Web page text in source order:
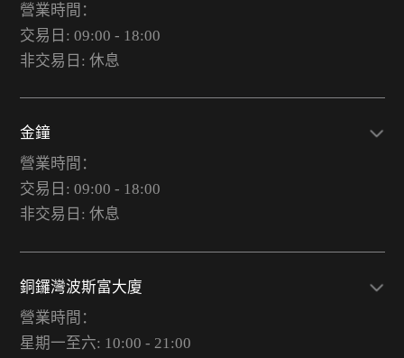
營業時間：
交易日: 09:00 - 18:00
非交易日: 休息
金鐘
營業時間：
交易日: 09:00 - 18:00
非交易日: 休息
銅鑼灣波斯富大廈
營業時間：
星期一至六: 10:00 - 21:00